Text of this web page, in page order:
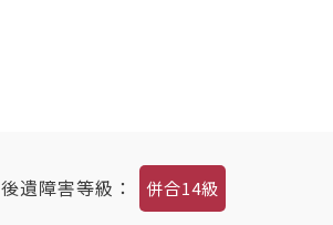
後遺障害等級： 併合14級